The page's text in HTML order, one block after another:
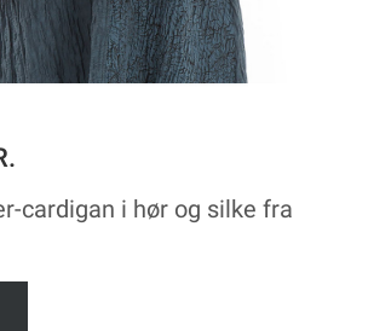
cardigan i hør og silke fra